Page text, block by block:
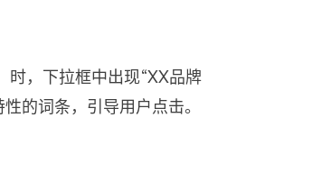
时，下拉框中出现“XX品牌
的词条，引导用户点击。